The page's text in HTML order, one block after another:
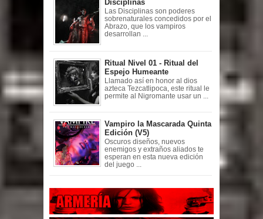
Disciplinas
Las Disciplinas son poderes
sobrenaturales concedidos por el
Abrazo, que los vampiros
desarrollan ...
Ritual Nivel 01 - Ritual del
Espejo Humeante
Llamado así en honor al dios
azteca Tezcatlipoca, este ritual le
permite al Nigromante usar un ...
Vampiro la Mascarada Quinta
Edición (V5)
Oscuros diseños, nuevos
enemigos y extraños aliados te
esperan en esta nueva edición
del juego ...